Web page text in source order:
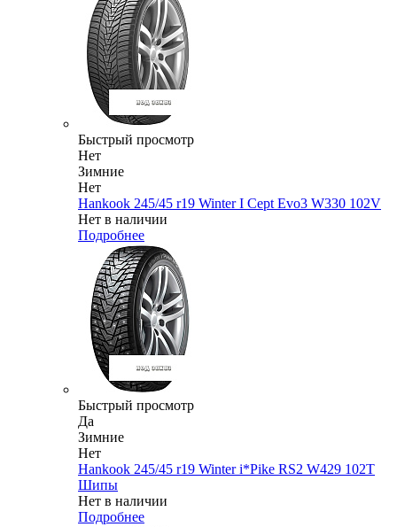
Быстрый просмотр
Нет
Зимние
Нет
Hankook 245/45 r19 Winter I Cept Evo3 W330 102V
Нет в наличии
Подробнее
Быстрый просмотр
Да
Зимние
Нет
Hankook 245/45 r19 Winter i*Pike RS2 W429 102T
Шипы
Нет в наличии
Подробнее